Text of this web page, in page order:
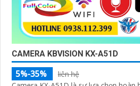
CAMERA KBVISION KX-A51D
5%-35%
liên hệ